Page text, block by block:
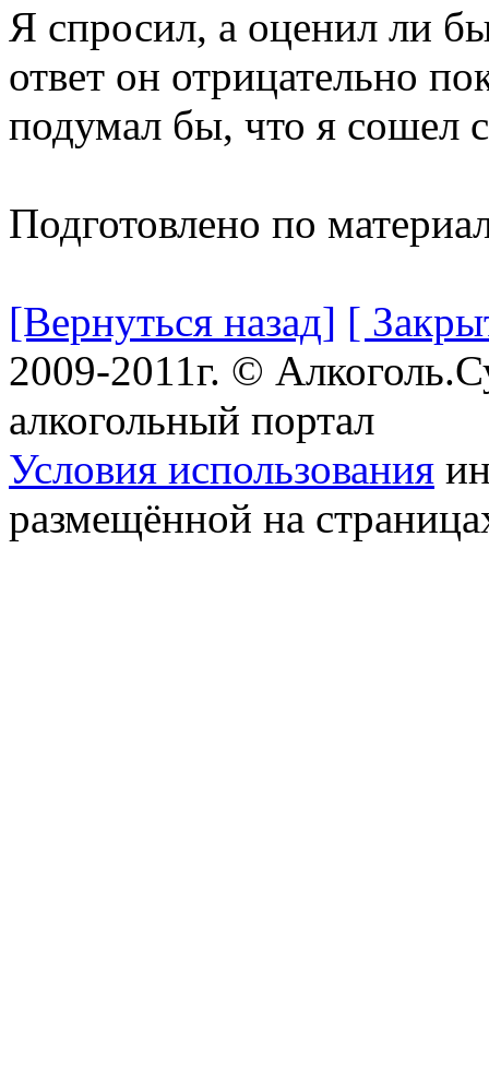
Я спросил, а оценил ли
ответ он отрицательно
подумал бы, что я сошел
Подготовлено по
[Вернуться назад] [
2009-2011г. ©
алкогольный портал
Условия использования
размещённой на